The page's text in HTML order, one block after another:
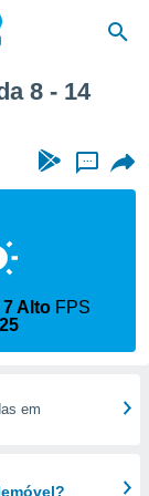
8 - 14
...
7 Alto FPS
em